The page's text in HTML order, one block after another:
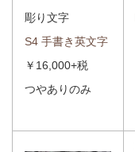
彫り文字
S4 手書き英文字
￥16,000+税
つやありのみ